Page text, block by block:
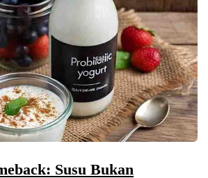
Susu Bukan